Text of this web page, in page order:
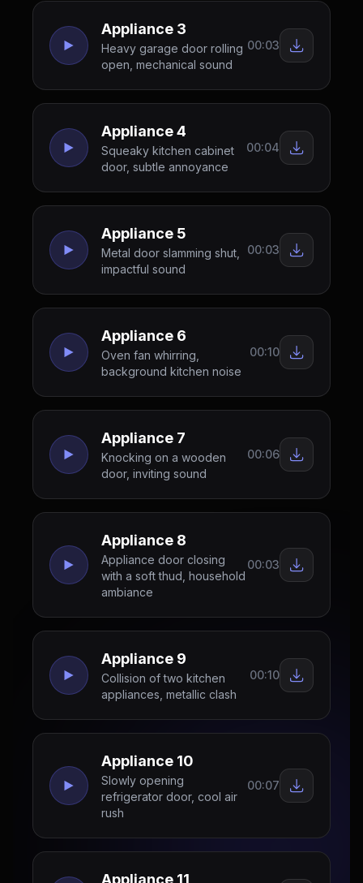
Appliance 3
Heavy garage door rolling
open, mechanical sound
00:03
Appliance 4
Squeaky kitchen cabinet
door, subtle annoyance
00:04
Appliance 5
Metal door slamming shut,
impactful sound
00:03
Appliance 6
Oven fan whirring,
background kitchen noise
00:10
Appliance 7
Knocking on a wooden
door, inviting sound
00:06
Appliance 8
Appliance door closing
with a soft thud, household
ambiance
00:03
Appliance 9
Collision of two kitchen
appliances, metallic clash
00:10
Appliance 10
Slowly opening
refrigerator door, cool air
rush
00:07
Appliance 11